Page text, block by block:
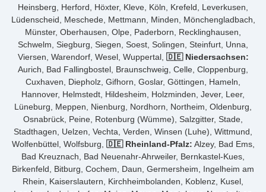
Heinsberg, Herford, Höxter, Kleve, Köln, Krefeld, Leverkusen,
Lüdenscheid, Meschede, Mettmann, Minden, Mönchengladbach,
Münster, Oberhausen, Olpe, Paderborn, Recklinghausen,
Schwelm, Siegburg, Siegen, Soest, Solingen, Steinfurt, Unna,
Viersen, Warendorf, Wesel, Wuppertal, 🇩🇪 Niedersachsen:
Aurich, Bad Fallingbostel, Braunschweig, Celle, Cloppenburg,
Cuxhaven, Diepholz, Gifhorn, Goslar, Göttingen, Hameln,
Hannover, Helmstedt, Hildesheim, Holzminden, Jever, Leer,
Lüneburg, Meppen, Nienburg, Nordhorn, Northeim, Oldenburg,
Osnabrück, Peine, Rotenburg (Wümme), Salzgitter, Stade,
Stadthagen, Uelzen, Vechta, Verden, Winsen (Luhe), Wittmund,
Wolfenbüttel, Wolfsburg, 🇩🇪 Rheinland-Pfalz: Alzey, Bad Ems,
Bad Kreuznach, Bad Neuenahr-Ahrweiler, Bernkastel-Kues,
Birkenfeld, Bitburg, Cochem, Daun, Germersheim, Ingelheim am
Rhein, Kaiserslautern, Kirchheimbolanden, Koblenz, Kusel,